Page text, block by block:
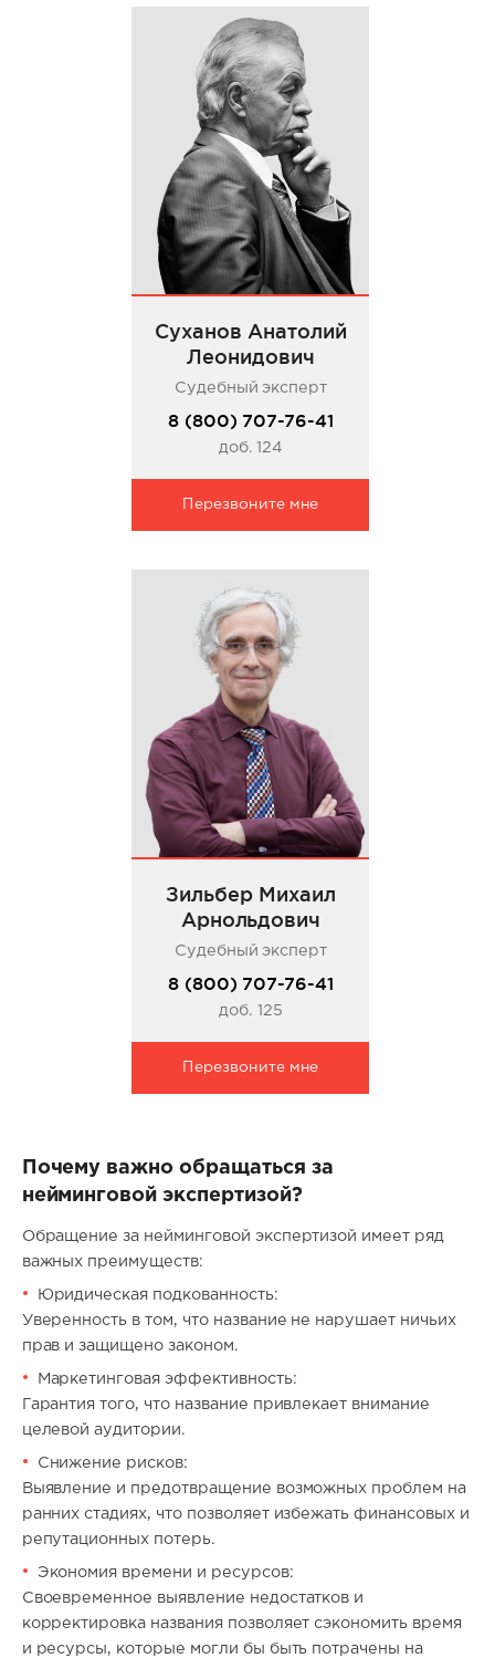
Суханов Анатолий
Леонидович
Судебный эксперт
8 (800) 707-76-41
доб. 124
Перезвоните мне
Зильбер Михаил
Арнольдович
Судебный эксперт
8 (800) 707-76-41
доб. 125
Перезвоните мне
Почему важно обращаться за
нейминговой экспертизой?
Обращение за нейминговой экспертизой имеет ряд
важных преимуществ:
Юридическая подкованность:
Уверенность в том, что название не нарушает ничьих
прав и защищено законом.
Маркетинговая эффективность:
Гарантия того, что название привлекает внимание
целевой аудитории.
Снижение рисков:
Выявление и предотвращение возможных проблем на
ранних стадиях, что позволяет избежать финансовых и
репутационных потерь.
Экономия времени и ресурсов:
Своевременное выявление недостатков и
корректировка названия позволяет сэкономить время
и ресурсы, которые могли бы быть потрачены на